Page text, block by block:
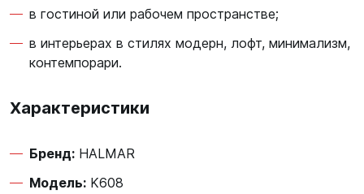
в гостиной или рабочем пространстве;
в интерьерах в стилях модерн, лофт, минимализм,
контемпорари.
Характеристики
Бренд: HALMAR
Модель: K608